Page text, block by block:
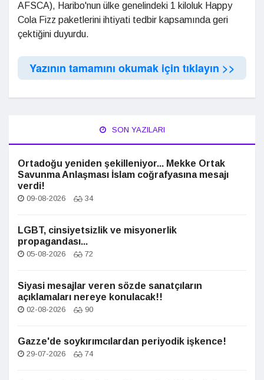
AFSCA), Haribo'nun ülke genelindeki 1 kiloluk Happy
Cola Fizz paketlerini ihtiyati tedbir kapsamında geri
çektiğini duyurdu.
Yazının tamamını okumak için tıklayın >>
SON YAZILARI
Ortadoğu yeniden şekilleniyor... Mekke Ortak
Savunma Anlaşması İslam coğrafyasına mesajı
verdi!
09-08-2026 34
LGBT, cinsiyetsizlik ve misyonerlik
propagandası...
05-08-2026 72
Siyasi mesajlar veren sözde sanatçıların
açıklamaları nereye konulacak!!
02-08-2026 90
Gazze'de soykırımcılardan periyodik işkence!
29-07-2026 74